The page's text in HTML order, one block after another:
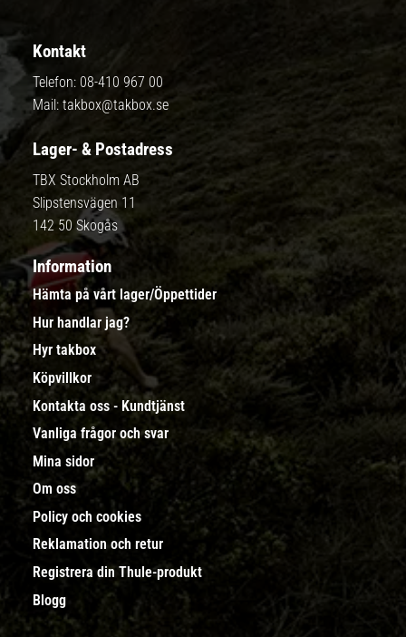
Kontakt
Telefon: 08-410 967 00
Mail: takbox@takbox.se
Lager- & Postadress
TBX Stockholm AB
Slipstensvägen 11
142 50 Skogås
Information
Hämta på vårt lager/Öppettider
Hur handlar jag?
Hyr takbox
Köpvillkor
Kontakta oss - Kundtjänst
Vanliga frågor och svar
Mina sidor
Om oss
Policy och cookies
Reklamation och retur
Registrera din Thule-produkt
Blogg